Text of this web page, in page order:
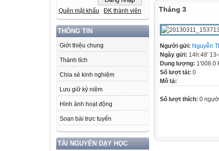
Quên mật khẩu ĐK thành viên
THÔNG TIN
Giới thiệu chung
Thành tích
Chia sẻ kinh nghiệm
Lưu giữ kỷ niệm
Hình ảnh hoạt động
Soạn bài trực tuyến
TÀI NGUYÊN DẠY HỌC
Tháng 3
Người gửi: Nguyễn
Ngày gửi: 14h:48'
Dung lượng: 1'008.0
Số lượt tải: 0
Mô tả:
Số lượt thích: 0